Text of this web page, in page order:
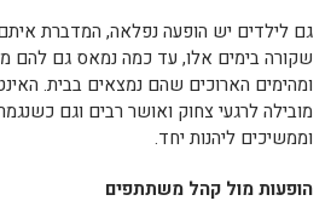
גם לילדים יש הופעה נפלאה, המדברת
שקורה בימים אלו, עד כמה נמאס גם להם
ומהימים הארוכים שהם נמצאים בבית.
מובילה לרגעי צחוק ואושר רבים וגם
וממשיכים ליהנות יחד.
הופעות מול קהל משתתפים